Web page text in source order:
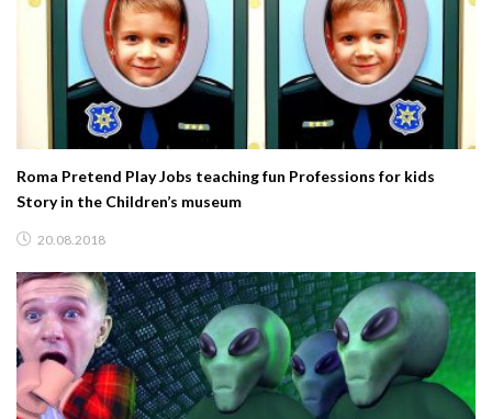
Roma Pretend Play Jobs teaching fun Professions for kids
Story in the Children’s museum
20.08.2018